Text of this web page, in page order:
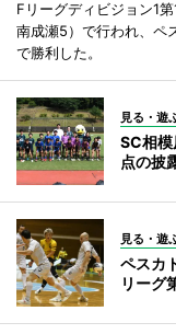
Fリーグディビジョン1
南成瀬5）で行われ、ペ
で勝利した。
見る・遊
SC相
点の披
見る・遊
ペスカ
リーグ